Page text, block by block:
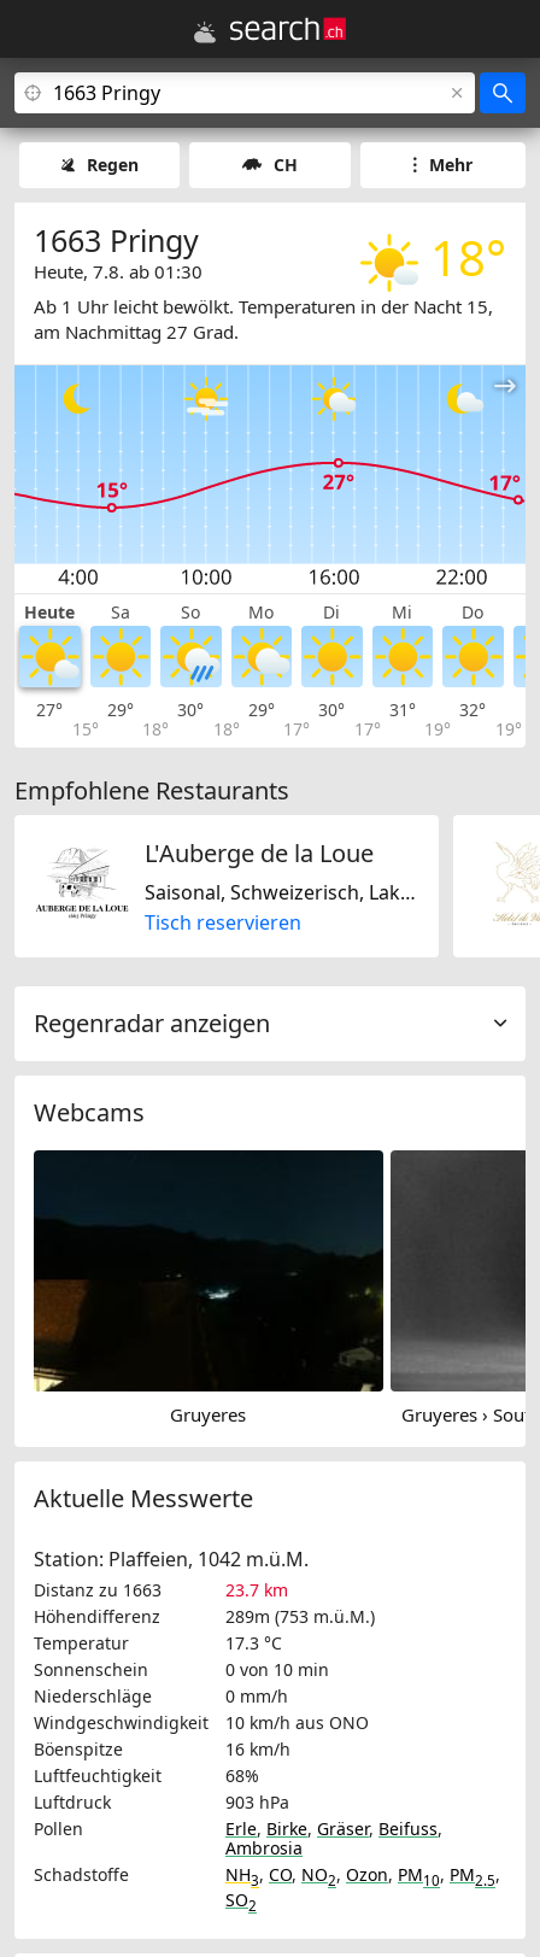
Regen CH Mehr
18°
1663 Pringy
Heute, 7.8. ab 01:30
Ab 1 Uhr leicht bewölkt. Temperaturen in der Nacht 15,
am Nachmittag 27 Grad.
Heute Sa So Mo Di Mi Do
27°
15°
29°
18°
30°
18°
29°
17°
30°
17°
31°
19°
32°
19°
Empfohlene Restaurants
L'Auberge de la Loue
Saisonal, Schweizerisch, Laktosefrei, Glutenfrei
Tisch reservieren
Regenradar anzeigen
Webcams
Gruyeres Gruyeres ›
Aktuelle Messwerte
Station: Plaffeien, 1042 m.ü.M.
Distanz zu 1663
23.7 km
Höhendifferenz
289m (753 m.ü.M.)
Temperatur
17.3 °C
Sonnenschein
0 von 10 min
Niederschläge
0 mm/h
Windgeschwindigkeit
10 km/h aus ONO
Böenspitze
16 km/h
Luftfeuchtigkeit
68%
Luftdruck
903 hPa
Pollen
Erle, Birke, Gräser, Beifuss,
Ambrosia
Schadstoffe
NH3, CO, NO2, Ozon, PM10, PM2.5,
SO2